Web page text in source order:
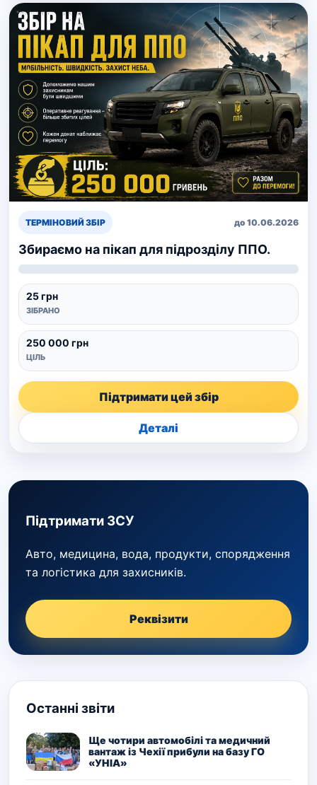
ТЕРМІНОВИЙ ЗБІР до 10.06.2026
Збираємо на пікап для підрозділу ППО.
25 грн
ЗІБРАНО
250 000 грн
ЦІЛЬ
Підтримати цей збір
Деталі
Підтримати ЗСУ
Авто, медицина, вода, продукти, спорядження
та логістика для захисників.
Реквізити
Останні звіти
Ще чотири автомобілі та медичний
вантаж із Чехії прибули на базу ГО
«УНІА»